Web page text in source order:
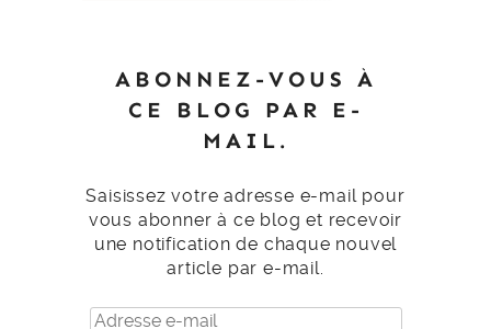
ABONNEZ-VOUS À
CE BLOG PAR E-
MAIL.
Saisissez votre adresse e-mail pour
vous abonner à ce blog et recevoir
une notification de chaque nouvel
article par e-mail.
Adresse